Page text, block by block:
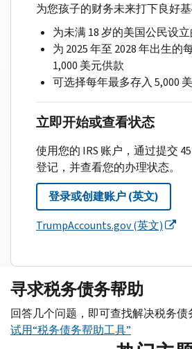
为您孩子的财务未来打下良好
为未满 18 岁的美国公民设
为 2025 年至 2028 年出生的
1,000 美元供款
可选择每年最多存入 5,000
立即开始或查看状态
使用您的 IRS 账户，通过提交
登记，并查看您的办理状态。
登录或创建账户 (英文)
TrumpAccounts.gov (英文)
寻求税务债务帮助
回答几个问题，即可查找解决税务债
试用“税务债务帮助工具”